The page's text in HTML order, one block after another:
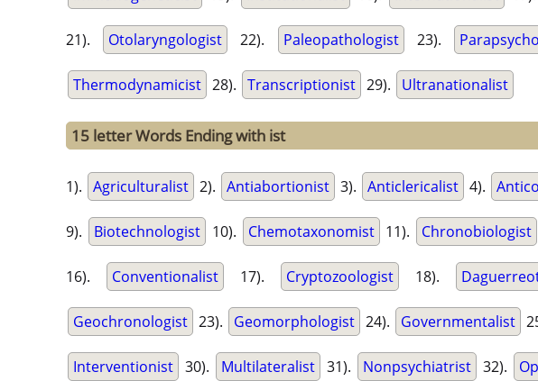
21). Otolaryngologist 22). Paleopathologist 23).
Thermodynamicist 28). Transcriptionist 29). Ultranationalist
15 letter Words Ending with ist
1). Agriculturalist 2). Antiabortionist 3). Anticlericalist 4).
9). Biotechnologist 10). Chemotaxonomist 11). Chronobiologist
16). Conventionalist 17). Cryptozoologist 18).
Geochronologist 23). Geomorphologist 24). Governmentalist
Interventionist 30). Multilateralist 31). Nonpsychiatrist 32).